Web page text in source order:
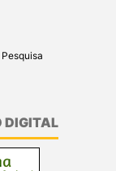
DIGITAL